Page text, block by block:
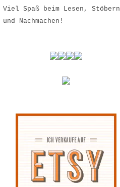
Viel Spaß beim Lesen, Stöbern
und Nachmachen!